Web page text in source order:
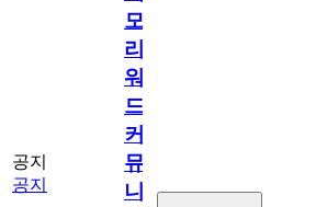
공지
공지
모
리
워
드
커
뮤
니